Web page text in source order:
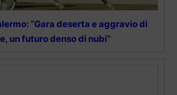
“Gara deserta e aggravio di
un futuro denso di nubi”